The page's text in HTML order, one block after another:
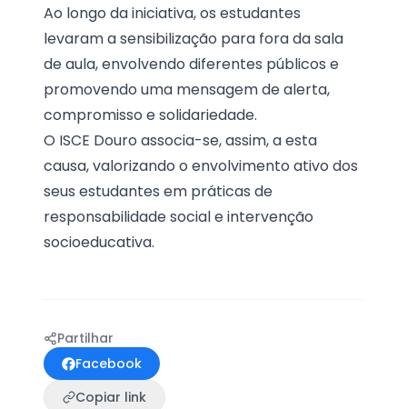
Ao longo da iniciativa, os estudantes
levaram a sensibilização para fora da sala
de aula, envolvendo diferentes públicos e
promovendo uma mensagem de alerta,
compromisso e solidariedade.
O ISCE Douro associa-se, assim, a esta
causa, valorizando o envolvimento ativo dos
seus estudantes em práticas de
responsabilidade social e intervenção
socioeducativa.
Partilhar
Facebook
Copiar link